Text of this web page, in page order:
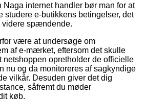
Naga internet handler bør man for at
studere e-butikkens betingelser, det
videre spændende.
være at undersøge om
af e-mærket, eftersom det skulle
opretholder de officielle
nu og da monitoreres af sagkyndige
vilkår. Desuden giver det dig
såfremt du møder
køb.